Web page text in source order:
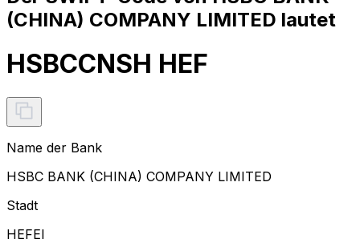
(CHINA) COMPANY LIMITED lautet
HSBCCNSH HEF
Name der Bank
HSBC BANK (CHINA) COMPANY LIMITED
Stadt
HEFEI